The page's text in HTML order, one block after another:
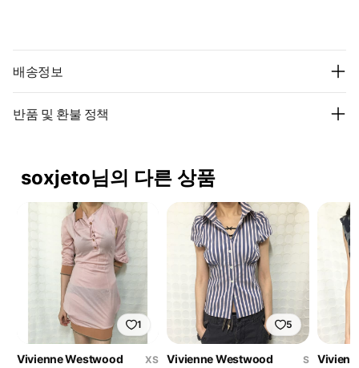
배송정보
반품 및 환불 정책
soxjeto님의 다른 상품
1
Vivienne Westwood
XS
5
Vivienne Westwood
S